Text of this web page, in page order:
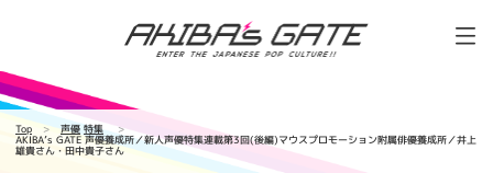
Top 声優 特集
AKIBA’s GATE 声優養成所／新人声優特集連載第3回(後編)マウスプロモーション附属俳優養成所／井上
雄貴さん・田中貴子さん